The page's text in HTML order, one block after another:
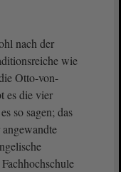
nach der
wie
Otto-von-
es die vier
so sagen; das